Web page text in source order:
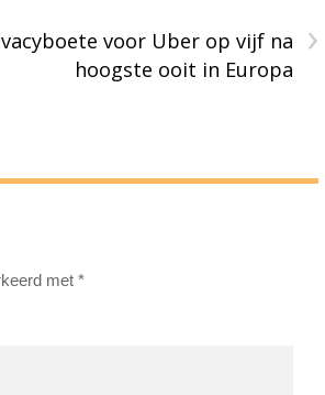
›
voor Uber op vijf na
hoogste ooit in Europa
met*